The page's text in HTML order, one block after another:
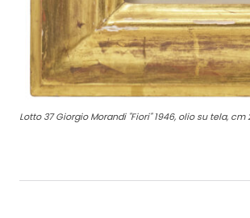
Lotto 37 Giorgio Morandi "Fiori" 1946, olio su tela,